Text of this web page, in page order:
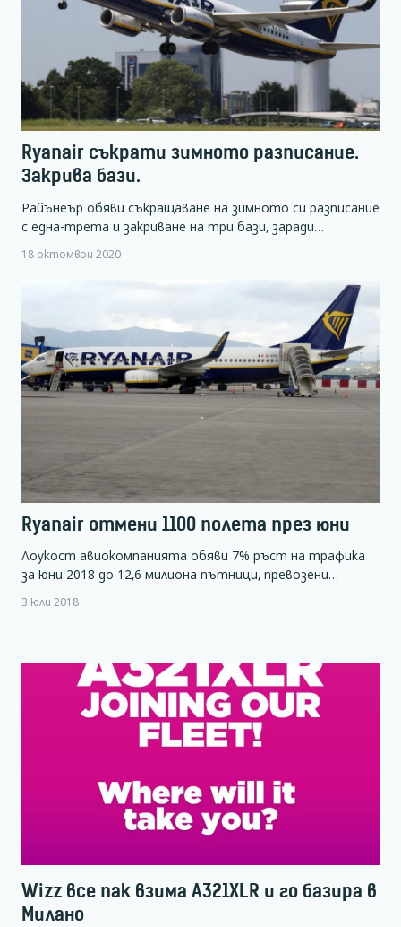
Ryanair съкрати зимното разписание.
Закрива бази.
Райънеър обяви съкращаване на зимното си разписание
с една-трета и закриване на три бази, заради…
18 октомври 2020
Ryanair отмени 1100 полета през юни
Лоукост авиокомпанията обяви 7% ръст на трафика
за юни 2018 до 12,6 милиона пътници, превозени…
3 юли 2018
Wizz все пак взима А321XLR и го базира в
Милано